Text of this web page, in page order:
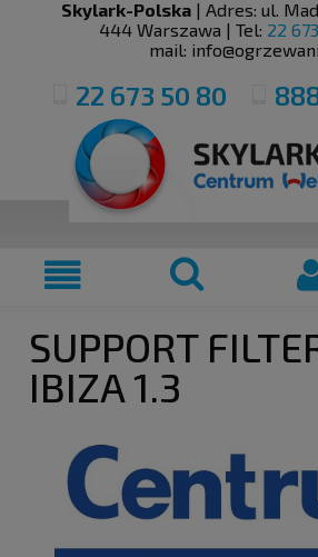
Skylark-Polska | Adres: ul.
444 Warszawa | Tel: 22
mail:
22 673 50 80
SUPPORT
IBIZA 1.3